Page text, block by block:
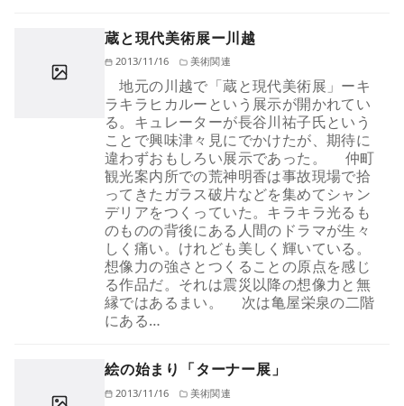
蔵と現代美術展ー川越
2013/11/16 美術関連
地元の川越で「蔵と現代美術展」ーキ
ラキラヒカルーという展示が開かれてい
る。キュレーターが長谷川祐子氏という
ことで興味津々見にでかけたが、期待に
違わずおもしろい展示であった。 仲町
観光案内所での荒神明香は事故現場で拾
ってきたガラス破片などを集めてシャン
デリアをつくっていた。キラキラ光るも
のものの背後にある人間のドラマが生々
しく痛い。けれども美しく輝いている。
想像力の強さとつくることの原点を感じ
る作品だ。それは震災以降の想像力と無
縁ではあるまい。 次は亀屋栄泉の二階
にある…
絵の始まり「ターナー展」
2013/11/16 美術関連